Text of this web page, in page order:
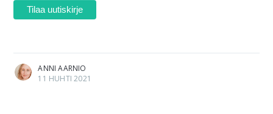
ANNI AARNIO
11 HUHTI 2021